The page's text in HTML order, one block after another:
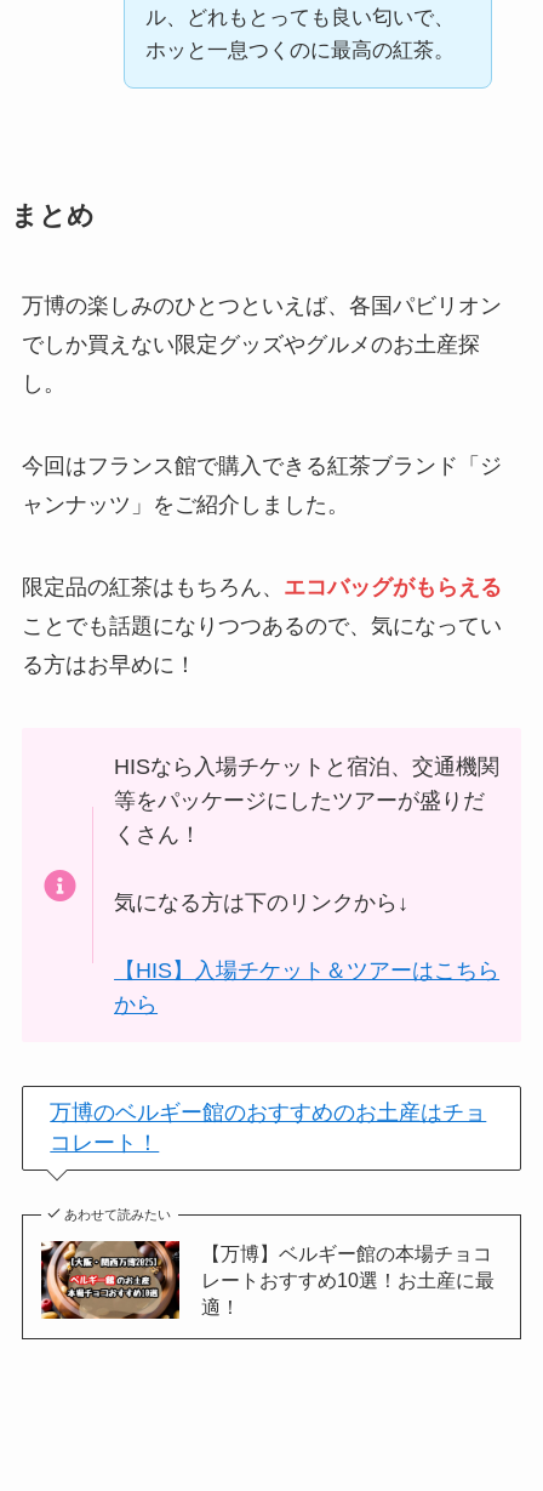
ル、どれもとっても良い匂いで、
ホッと一息つくのに最高の紅茶。
まとめ
万博の楽しみのひとつといえば、各国パビリオン
でしか買えない限定グッズやグルメのお土産探
し。
今回はフランス館で購入できる紅茶ブランド「ジ
ャンナッツ」をご紹介しました。
限定品の紅茶はもちろん、 エコバッグがもらえる
ことでも話題になりつつあるので、気になってい
る方はお早めに！
HISなら入場チケットと宿泊、交通機関
等をパッケージにしたツアーが盛りだ
くさん！
気になる方は下のリンクから↓
【HIS】入場チケット＆ツアーはこちら
から
万博のベルギー館のおすすめのお土産はチョ
コレート！
あわせて読みたい
【万博】ベルギー館の本場チョコ
レートおすすめ10選！お土産に最
適！